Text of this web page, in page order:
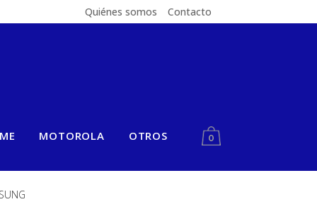
Quiénes somos Contacto
MOTOROLA OTROS 0